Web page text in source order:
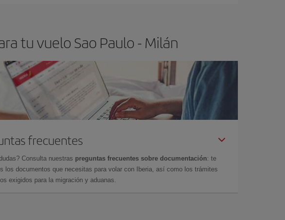
tu vuelo Sao Paulo - Milán
frecuentes
Consulta nuestras preguntas frecuentes sobre documentación: te
los documentos que necesitas para volar con Iberia, así como los trámites
exigidos para la migración y aduanas.